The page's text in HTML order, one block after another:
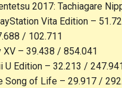
2017: Tachiagare
Vita Edition –
/ 102.711
XV – 39.438 / 854.041
U Edition – 32.213 /
Song of Life – 29.917 /